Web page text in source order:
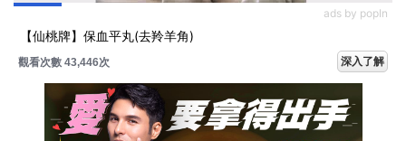
ads by popIn
【仙桃牌】保血平丸(去羚羊角)
觀看次數 43,446次 深入了解